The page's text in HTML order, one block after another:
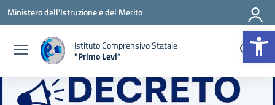
Vai ai contenuti
Vai al menu di navigazione
Vai al footer
Ministero dell'Istruzione e del Merito
Istituto Comprensivo Statale
"Primo Levi"